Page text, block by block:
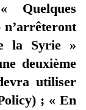
Quelques
n’arrêteront
la Syrie »
deuxième
utiliser
; « En